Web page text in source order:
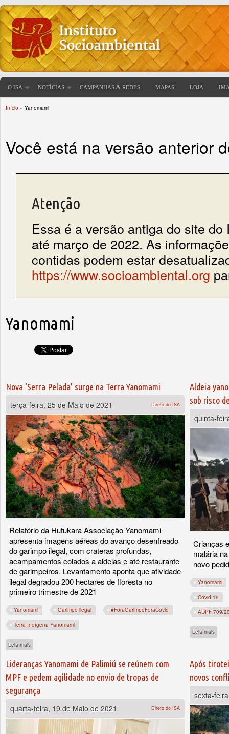
O ISA NOTÍCIAS CAMPANHAS & REDES MAPAS LOJA
Início » Yanomami
Você está na versão anterior
Atenção
Essa é a versão antiga do site do
até março de 2022. As
contidas podem estar
https://www.socioambiental.org
Yanomami
Nova ‘Serra Pelada’ surge na Terra Yanomami
terça-feira, 25 de Maio de 2021
Direto do ISA
Relatório da Hutukara Associação Yanomami
apresenta imagens aéreas do avanço desenfreado
do garimpo ilegal, com crateras profundas,
acampamentos colados a aldeias e até restaurante
de garimpeiros. Levantamento aponta que atividade
ilegal degradou 200 hectares de floresta no
primeiro trimestre de 2021
Yanomami Garimpo ilegal #ForaGarimpoForaCovid
Terra Indígena Yanomami
Leia mais
Aldeia
sob risco
quinta-
Crianças
malária
novo
Yanomami
Covid-19
ADPF 709/
Leia mais
Lideranças Yanomami de Palimiú se reúnem com
MPF e pedem agilidade no envio de tropas de
segurança
quarta-feira, 19 de Maio de 2021
Direto do ISA
Após
novos
sexta-
Páginas